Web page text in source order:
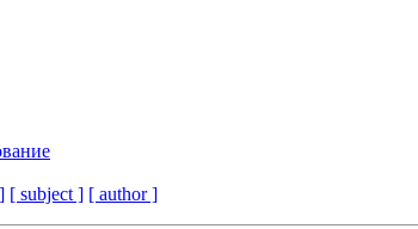
[ subject ] [ author ]